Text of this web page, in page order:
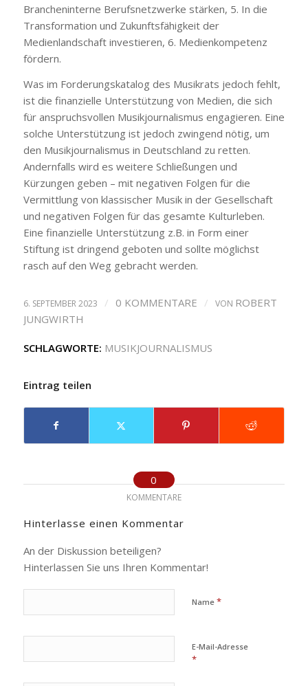
Brancheninterne Berufsnetzwerke stärken, 5. In die
Transformation und Zukunftsfähigkeit der
Medienlandschaft investieren, 6. Medienkompetenz
fördern.
Was im Forderungskatalog des Musikrats jedoch fehlt,
ist die finanzielle Unterstützung von Medien, die sich
für anspruchsvollen Musikjournalismus engagieren. Eine
solche Unterstützung ist jedoch zwingend nötig, um
den Musikjournalismus in Deutschland zu retten.
Andernfalls wird es weitere Schließungen und
Kürzungen geben – mit negativen Folgen für die
Vermittlung von klassischer Musik in der Gesellschaft
und negativen Folgen für das gesamte Kulturleben.
Eine finanzielle Unterstützung z.B. in Form einer
Stiftung ist dringend geboten und sollte möglichst
rasch auf den Weg gebracht werden.
6. SEPTEMBER 2023 / 0 KOMMENTARE / VON ROBERT
JUNGWIRTH
SCHLAGWORTE: MUSIKJOURNALISMUS
Eintrag teilen
0
KOMMENTARE
Hinterlasse einen Kommentar
An der Diskussion beteiligen?
Hinterlassen Sie uns Ihren Kommentar!
Name *
E-Mail-Adresse
*